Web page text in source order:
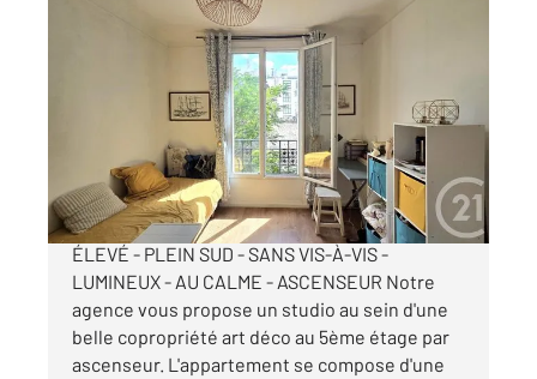
, 1 pièce
Appartement Studio à vendre
170 000 €
PARIS XVIIIe - RUE CAULAINCOURT - ÉTAGE
ÉLEVÉ - PLEIN SUD - SANS VIS-À-VIS -
LUMINEUX - AU CALME - ASCENSEUR Notre
agence vous propose un studio au sein d'une
belle copropriété art déco au 5ème étage par
ascenseur. L'appartement se compose d'une